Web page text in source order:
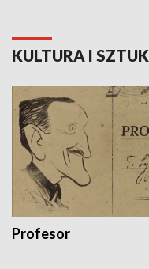
KULTURA I
Profesor